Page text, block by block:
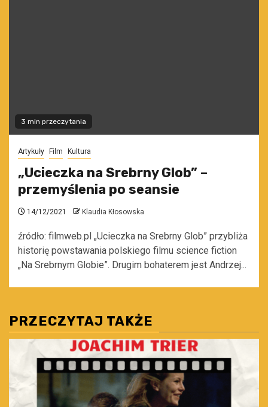
3 min przeczytania
Artykuły Film Kultura
„Ucieczka na Srebrny Glob” –
przemyślenia po seansie
14/12/2021 Klaudia Kłosowska
źródło: filmweb.pl „Ucieczka na Srebrny Glob” przybliża
historię powstawania polskiego filmu science fiction
„Na Srebrnym Globie”. Drugim bohaterem jest Andrzej...
PRZECZYTAJ TAKŻE